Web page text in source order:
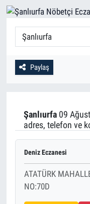
Paylaş
Şanlıurfa09
adres, telefon ve
Deniz Eczanesi
ATATÜRK
NO:70D